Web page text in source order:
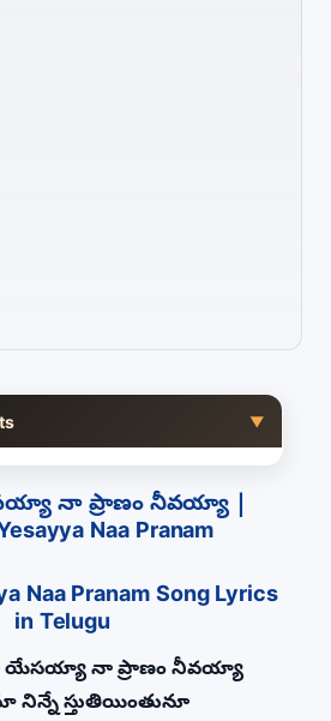
▼
నా ప్రాణం నీవయ్యా |
Naa Pranam
Naa Pranam Song Lyrics
in Telugu
యేసయ్యా నా ప్రాణం నీవయ్యా
స్తుతియింతునూ